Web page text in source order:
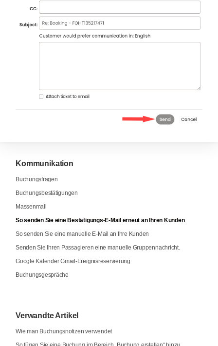
Kommunikation
Buchungsfragen
Buchungsbestätigungen
Massenmail
So senden Sie eine Bestätigungs-E-Mail erneut an Ihren Kunden
So senden Sie eine manuelle E-Mail an Ihre Kunden
Senden Sie Ihren Passagieren eine manuelle Gruppennachricht.
Google Kalender Gmail-Ereignisreservierung
Buchungsgespräche
Verwandte Artikel
Wie man Buchungsnotizen verwendet